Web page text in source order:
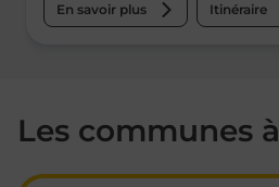
En savoir plus Itinéraire
Les communes